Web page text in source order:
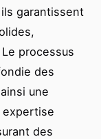
garantissent
processus
des
une
des